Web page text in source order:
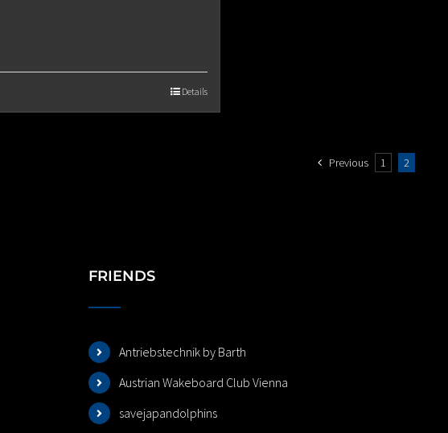
Details
Previous 1 2
FRIENDS
Antriebstechnik by Barth
Austrian Wakeboard Club Vienna
savejapandolphins